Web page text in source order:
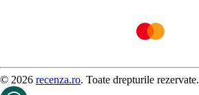
© 2026 recenza.ro. Toate drepturile rezervate.